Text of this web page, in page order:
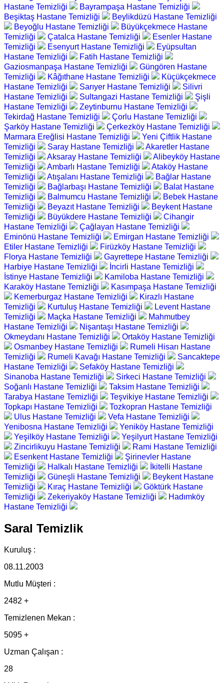
Hastane Temizliği
Bayrampaşa Hastane Temizliği
Beşiktaş Hastane Temizliği
Beylikdüzü Hastane Temizliği
Beyoğlu Hastane Temizliği
Büyükçekmece Hastane
Temizliği
Çatalca Hastane Temizliği
Esenler Hastane
Temizliği
Esenyurt Hastane Temizliği
Eyüpsultan
Hastane Temizliği
Fatih Hastane Temizliği
Gaziosmanpaşa Hastane Temizliği
Güngören Hastane
Temizliği
Kâğıthane Hastane Temizliği
Küçükçekmece
Hastane Temizliği
Sarıyer Hastane Temizliği
Silivri
Hastane Temizliği
Sultangazi Hastane Temizliği
Şişli
Hastane Temizliği
Zeytinburnu Hastane Temizliği
Tekirdağ Hastane Temizliği
Çorlu Hastane Temizliği
Şarköy Hastane Temizliği
Çerkezköy Hastane Temizliği
Marmara Ereğlisi Hastane Temizliği
Yeni Çiftlik Hastane
Temizliği
Saray Hastane Temizliği
Akaretler Hastane
Temizliği
Aksaray Hastane Temizliği
Alibeyköy Hastane
Temizliği
Ambarlı Hastane Temizliği
Ataköy Hastane
Temizliği
Atışalanı Hastane Temizliği
Bağlar Hastane
Temizliği
Bağlarbaşı Hastane Temizliği
Balat Hastane
Temizliği
Balmumcu Hastane Temizliği
Bebek Hastane
Temizliği
Beyazıt Hastane Temizliği
Beykent Hastane
Temizliği
Büyükdere Hastane Temizliği
Cihangir
Hastane Temizliği
Çağlayan Hastane Temizliği
Eminönü Hastane Temizliği
Emirgan Hastane Temizliği
Etiler Hastane Temizliği
Firüzköy Hastane Temizliği
Florya Hastane Temizliği
Gayrettepe Hastane Temizliği
Harbiye Hastane Temizliği
İncirli Hastane Temizliği
İstinye Hastane Temizliği
Kamiloba Hastane Temizliği
Karaköy Hastane Temizliği
Kasımpaşa Hastane Temizliği
Kemerburgaz Hastane Temizliği
Kirazlı Hastane
Temizliği
Kurtuluş Hastane Temizliği
Levent Hastane
Temizliği
Maçka Hastane Temizliği
Mahmutbey
Hastane Temizliği
Nişantaşı Hastane Temizliği
Okmeydanı Hastane Temizliği
Ortaköy Hastane Temizliği
Osmanbey Hastane Temizliği
Rumeli Hisarı Hastane
Temizliği
Rumeli Kavağı Hastane Temizliği
Sancaktepe
Hastane Temizliği
Sefaköy Hastane Temizliği
Sinanoba Hastane Temizliği
Sirkeci Hastane Temizliği
Soğanlı Hastane Temizliği
Taksim Hastane Temizliği
Tarabya Hastane Temizliği
Teşvikiye Hastane Temizliği
Topkapı Hastane Temizliği
Tozkopran Hastane Temizliği
Ulus Hastane Temizliği
Vefa Hastane Temizliği
Yenibosna Hastane Temizliği
Yeniköy Hastane Temizliği
Yeşilköy Hastane Temizliği
Yeşilyurt Hastane Temizliği
Zincirlikuyu Hastane Temizliği
Rami Hastane Temizliği
Esenkent Hastane Temizliği
Şirinevler Hastane
Temizliği
Halkalı Hastane Temizliği
İkitelli Hastane
Temizliği
Güneşli Hastane Temizliği
Beykent Hastane
Temizliği
Kıraç Hastane Temizliği
Göktürk Hastane
Temizliği
Zekeriyaköy Hastane Temizliği
Hadımköy
Hastane Temizliği
Saral Temizlik
Kuruluş :
08.11.2003
Mutlu Müşteri :
2482 +
Temizlenen Mekan :
5095 +
Uzman Çalışan :
28